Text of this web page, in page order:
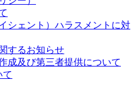
シェント）ハラスメントに対
するお知らせ
成及び第三者提供について
て